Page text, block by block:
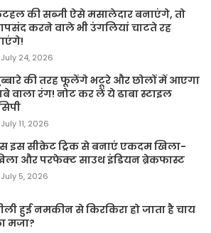
की सब्जी ऐसे मसालेदार बनाएंगे, तो
करने वाले भी उंगलियां चाटते रह
July 24, 2026
की तरह फूलेंगे भटूरे और छोलों में आएगा
वाला रंग! नोट कर लें ये ढाबा स्टाइल
July 11, 2026
इस सीक्रेट ट्रिक से बनाएं एकदम खिला-
और परफेक्ट साउथ इंडियन ब्रेकफास्ट
July 5, 2026
हुई नमकीन से किरकिरा हो जाता है चाय
मजा?